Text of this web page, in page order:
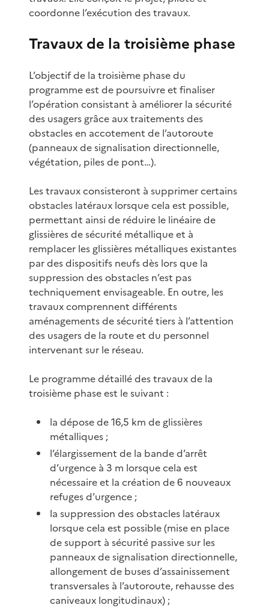
coordonne l’exécution des travaux.
Travaux de la troisième phase
L’objectif de la troisième phase du
programme est de poursuivre et finaliser
l’opération consistant à améliorer la sécurité
des usagers grâce aux traitements des
obstacles en accotement de l’autoroute
(panneaux de signalisation directionnelle,
végétation, piles de pont…).
Les travaux consisteront à supprimer certains
obstacles latéraux lorsque cela est possible,
permettant ainsi de réduire le linéaire de
glissières de sécurité métallique et à
remplacer les glissières métalliques existantes
par des dispositifs neufs dès lors que la
suppression des obstacles n’est pas
techniquement envisageable. En outre, les
travaux comprennent différents
aménagements de sécurité tiers à l’attention
des usagers de la route et du personnel
intervenant sur le réseau.
Le programme détaillé des travaux de la
troisième phase est le suivant :
la dépose de 16,5 km de glissières
métalliques ;
l’élargissement de la bande d’arrêt
d’urgence à 3 m lorsque cela est
nécessaire et la création de 6 nouveaux
refuges d’urgence ;
la suppression des obstacles latéraux
lorsque cela est possible (mise en place
de support à sécurité passive sur les
panneaux de signalisation directionnelle,
allongement de buses d’assainissement
transversales à l’autoroute, rehausse des
caniveaux longitudinaux) ;